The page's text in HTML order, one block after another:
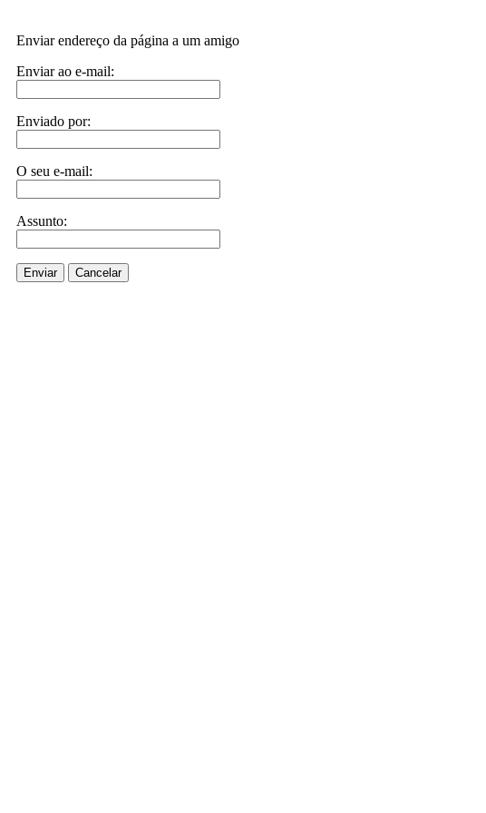
Enviar endereço da página a um amigo
Enviar ao e-mail:
Enviado por:
O seu e-mail:
Assunto:
Enviar Cancelar